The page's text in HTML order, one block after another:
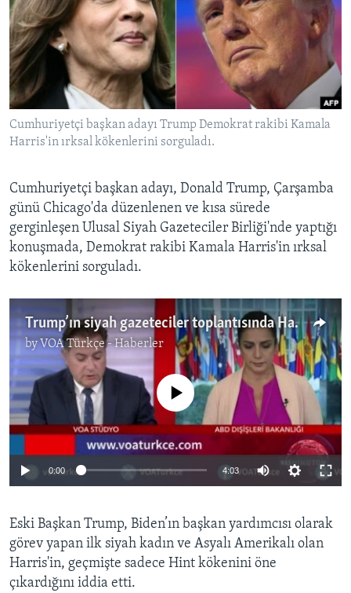
HAYATTAN
SANAT
BIZI TAKIP EDIN
Diller
Cumhuriyetçi başkan adayı Trump Demokrat rakibi Kamala
Harris'in ırksal kökenlerini sorguladı.
Cumhuriyetçi başkan adayı, Donald Trump, Çarşamba
günü Chicago'da düzenlenen ve kısa sürede
gerginleşen Ulusal Siyah Gazeteciler Birliği'nde yaptığı
konuşmada, Demokrat rakibi Kamala Harris'in ırksal
kökenlerini sorguladı.
Trump’ın siyah gazeteciler toplantısında Harris'in ırkını sorgulamasına tepki
byVOA Türkçe - Haberler
No media source currently available
0:00 4:03
Eski Başkan Trump, Biden’ın başkan yardımcısı olarak
görev yapan ilk siyah kadın ve Asyalı Amerikalı olan
Harris'in, geçmişte sadece Hint kökenini öne
çıkardığını iddia etti.